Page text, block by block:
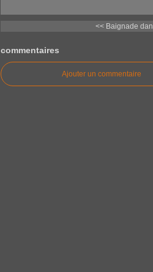
<< Baignade
commentaires
Ajouter un commentaire